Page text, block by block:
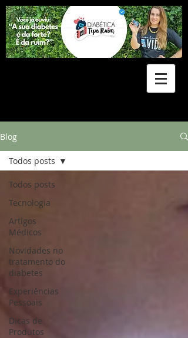
Blog
Todos posts
Tecnologia
Artigos
Médicos
Novidades no
tratamento do
diabetes
Experiências
Pessoais
Dicas de
Produtos
Todos posts